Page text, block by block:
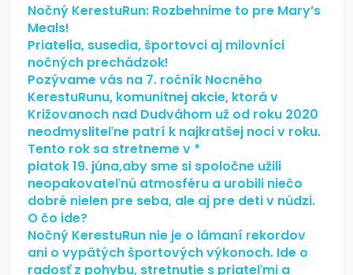
Nočný KerestuRun: Rozbehnime to pre Mary’s
Meals!
Priatelia, susedia, športovci aj milovníci
nočných prechádzok!
Pozývame vás na 7. ročník Nocného
KerestuRunu, komunitnej akcie, ktorá v
Križovanoch nad Dudváhom už od roku 2020
neodmysliteľne patrí k najkratšej noci v roku.
Tento rok sa stretneme v *
piatok 19. júna,aby sme si spoločne užili
neopakovateľnú atmosféru a urobili niečo
dobré nielen pre seba, ale aj pre deti v núdzi.
O čo ide?
Nočný KerestuRun nie je o lámaní rekordov
ani o vypätých športových výkonoch. Ide o
radosť z pohybu, stretnutie s priateľmi a